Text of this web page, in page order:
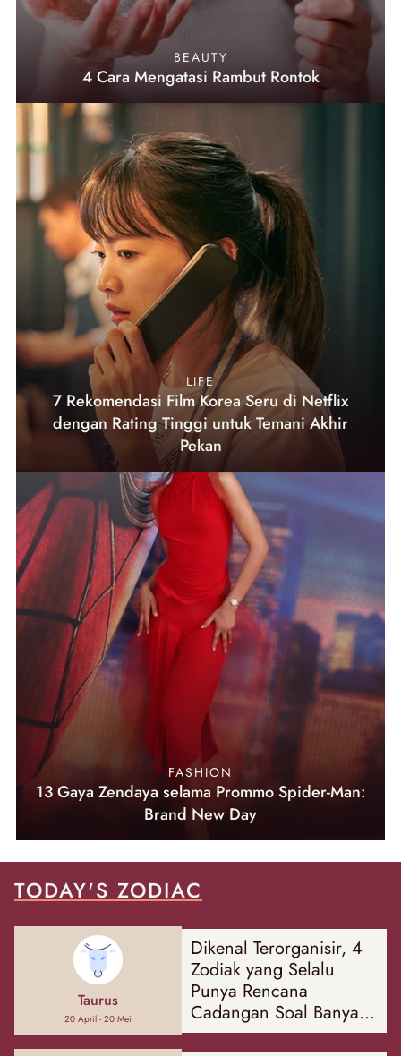
BEAUTY
4 Cara Mengatasi Rambut Rontok
LIFE
7 Rekomendasi Film Korea Seru di Netflix
dengan Rating Tinggi untuk Temani Akhir
Pekan
FASHION
13 Gaya Zendaya selama Prommo Spider-Man:
Brand New Day
TODAY'S ZODIAC
Taurus
20 April - 20 Mei
Dikenal Terorganisir, 4
Zodiak yang Selalu
Punya Rencana
Cadangan Soal Banyak
Hal